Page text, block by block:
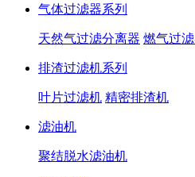
气体过滤器系列
天然气过滤分离器 燃气过
排渣过滤机系列
叶片过滤机 精密排渣机
滤油机
聚结脱水滤油机